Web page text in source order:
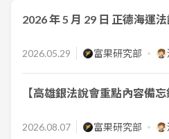
2026 年 5 月 29 日 正德海運
2026.05.29 富果研究部
【高雄銀法說會重點內容備
2026.08.07 富果研究部